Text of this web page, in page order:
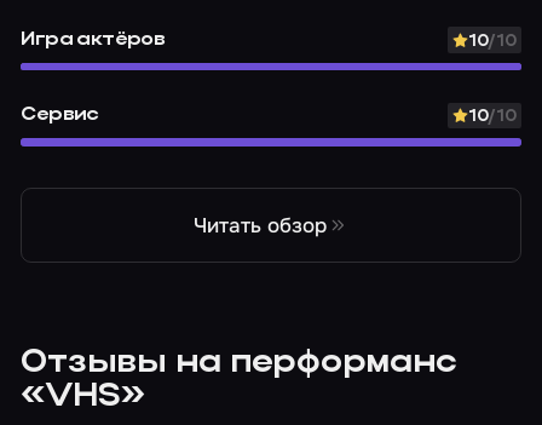
Игра актёров 10/10
Сервис 10/10
Читать обзор
Отзывы на перформанс
«VHS»